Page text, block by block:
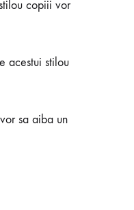
copiii vor
acestui stilou
sa aiba un